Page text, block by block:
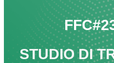
STUDIO DI